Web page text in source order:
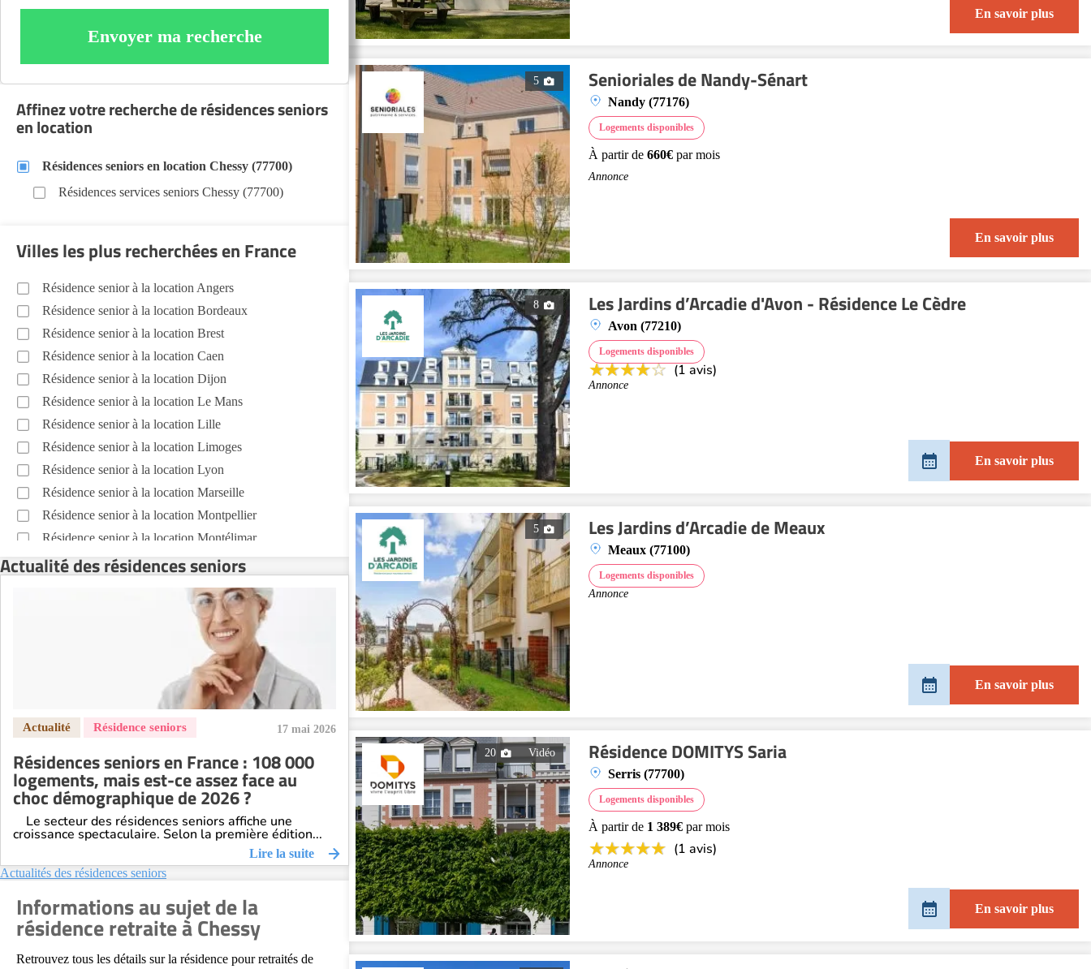
En savoir plus
5 Senioriales de Nandy-Sénart
Nandy (77176)
Logements disponibles
À partir de 660€ par mois
Annonce
En savoir plus
8 Les Jardins d’Arcadie d'Avon - Résidence Le Cèdre
Avon (77210)
Logements disponibles
(1 avis)
Annonce
En savoir plus
5 Les Jardins d’Arcadie de Meaux
Meaux (77100)
Logements disponibles
Annonce
En savoir plus
20 Vidéo Résidence DOMITYS Saria
Serris (77700)
Logements disponibles
À partir de 1 389€ par mois
(1 avis)
Annonce
En savoir plus
Envoyer ma recherche
Affinez votre recherche de résidences seniors
en location
Résidences seniors en location Chessy (77700)
Résidences services seniors Chessy (77700)
Villes les plus recherchées en France
Résidence senior à la location Angers
Résidence senior à la location Bordeaux
Résidence senior à la location Brest
Résidence senior à la location Caen
Résidence senior à la location Dijon
Résidence senior à la location Le Mans
Résidence senior à la location Lille
Résidence senior à la location Limoges
Résidence senior à la location Lyon
Résidence senior à la location Marseille
Résidence senior à la location Montpellier
Résidence senior à la location Montélimar
Résidence senior à la location Nantes
Résidence senior à la location Orléans
Résidence senior à la location Perpignan
Résidence senior à la location Reims
Résidence senior à la location Rennes
Résidence senior à la location Strasbourg
Résidence senior à la location Toulouse
Recherche par ville
Actualité des résidences seniors
17 mai 2026
Résidences seniors en France : 108 000
logements, mais est-ce assez face au
choc démographique de 2026 ?
Le secteur des résidences seniors affiche une
croissance spectaculaire. Selon la première édition...
Lire la suite
Actualités des résidences seniors
Informations au sujet de la
résidence retraite à Chessy
Retrouvez tous les détails sur la résidence pour retraités de